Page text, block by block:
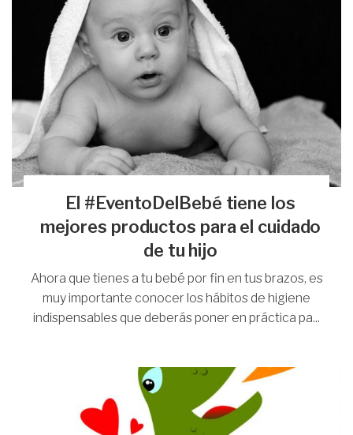
El #EventoDelBebé tiene los
mejores productos para el cuidado
de tu hijo
Ahora que tienes a tu bebé por fin en tus brazos, es
muy importante conocer los hábitos de higiene
indispensables que deberás poner en práctica pa...